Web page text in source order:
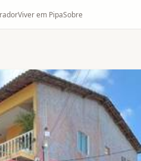
Viver em PipaSobre